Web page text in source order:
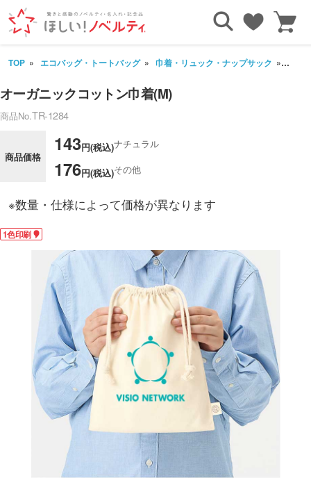
TOP エコバッグ・トートバッグ 巾着・リュック・ナップサック オー
オーガニックコットン巾着(M)
商品No.TR-1284
商品価格
143円(税込)ナチュラル
176円(税込)その他
※数量・仕様によって価格が異なります
1色印刷